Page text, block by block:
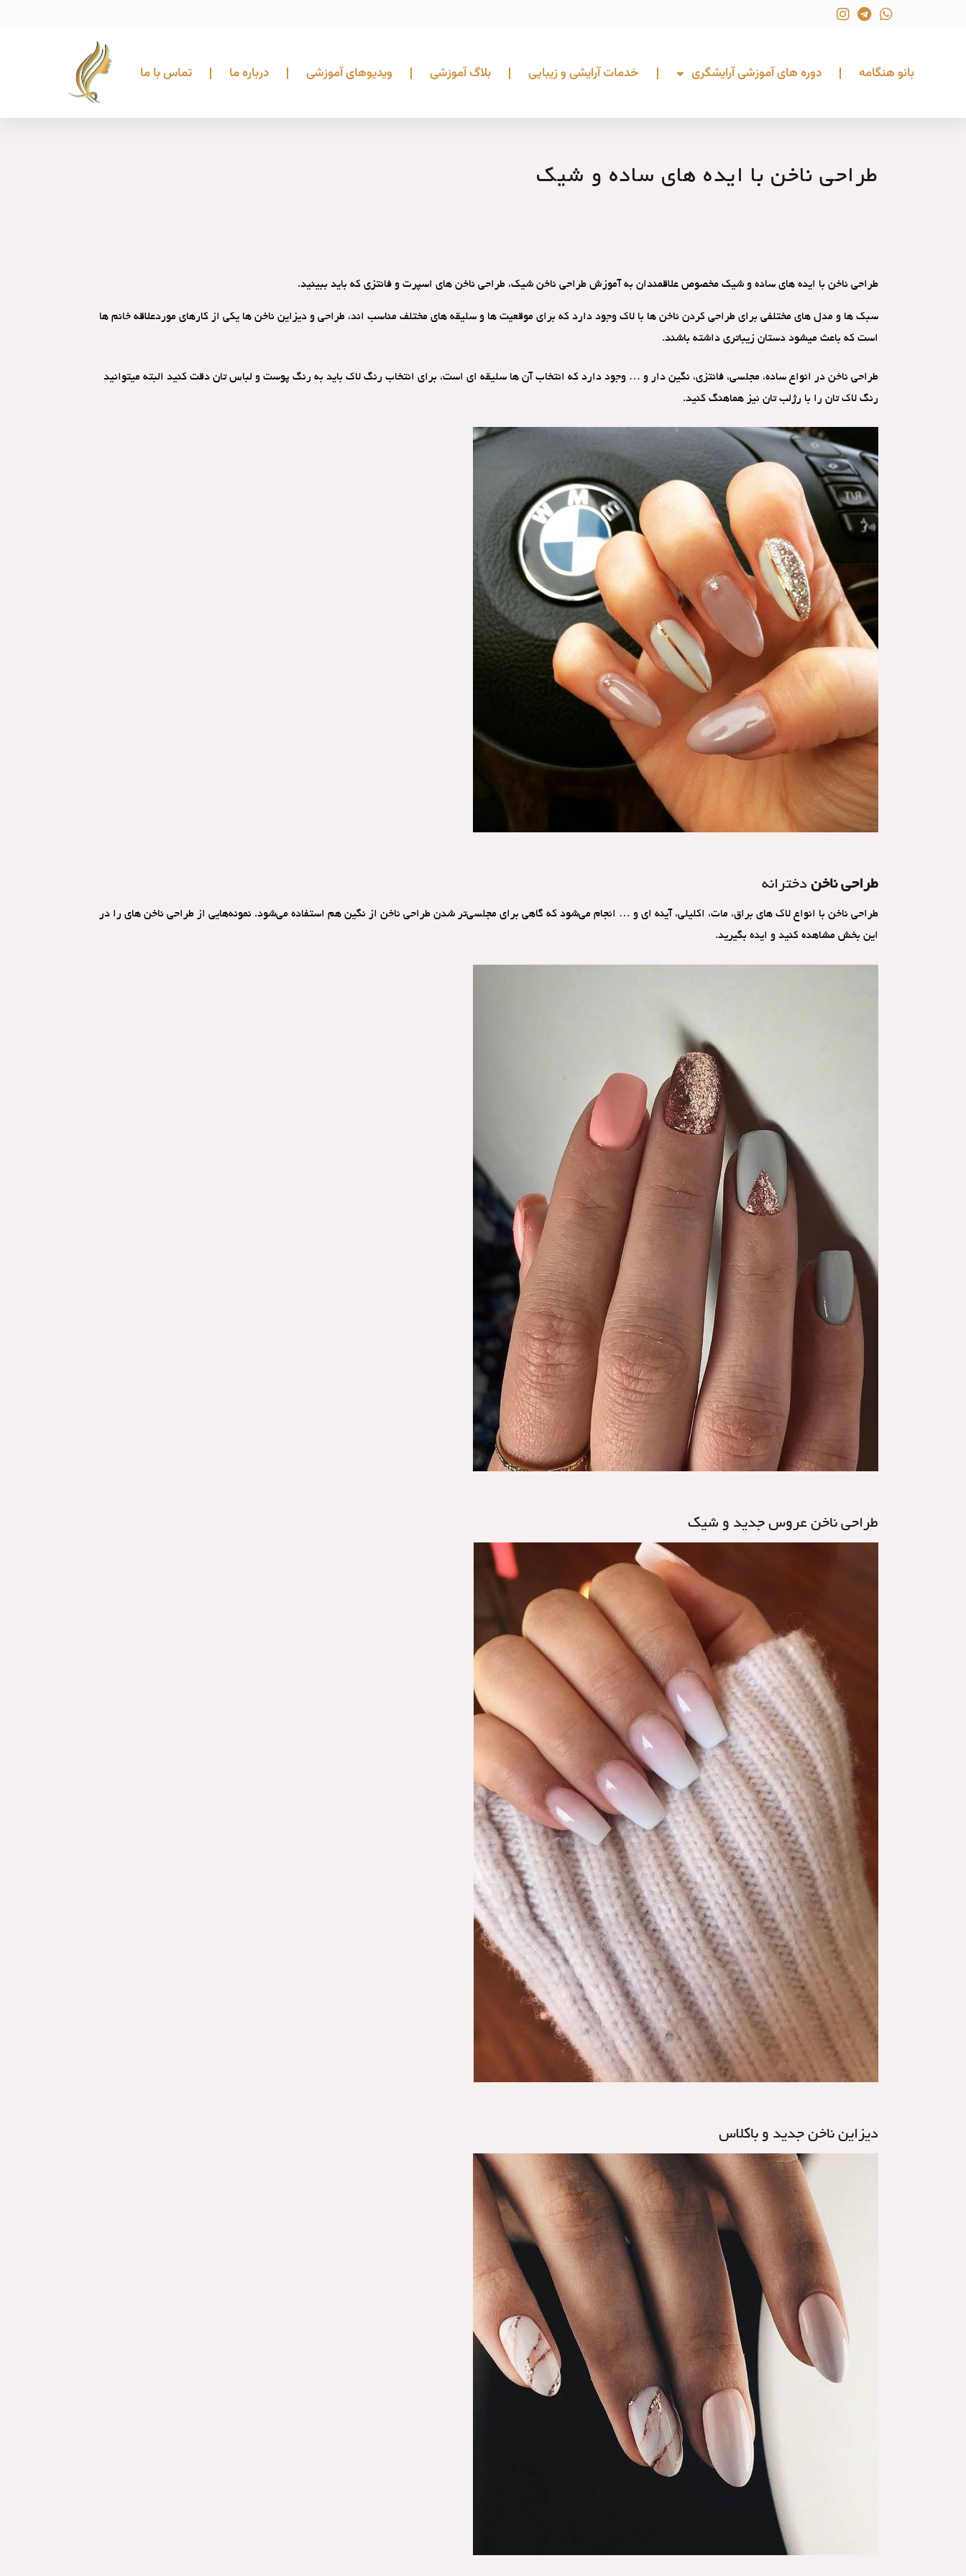
بانو هنگامه دوره های آموزشی آرایشگری خدمات آرایشی و زیبایی بلاگ آموزشی ویدیوهای آموزشی درباره ما تماس با ما
طراحی ناخن با ایده های ساده و شیک
طراحی ناخن با ایده های ساده و شیک مخصوص علاقمندان به آموزش طراحی ناخن شیک، طراحی ناخن های اسپرت و فانتزی که باید ببینید.
سبک ها و مدل های مختلفی برای طراحی کردن ناخن ها با لاک وجود دارد که برای موقعیت ها و سلیقه های مختلف مناسب اند، طراحی و دیزاین ناخن ها یکی از کارهای موردعلاقه خانم ها
است که باعث میشود دستان زیباتری داشته باشند.
طراحی ناخن در انواع ساده، مجلسی، فانتزی، نگین دار و … وجود دارد که انتخاب آن ها سلیقه ای است، برای انتخاب رنگ لاک باید به رنگ پوست و لباس تان دقت کنید البته میتوانید
رنگ لاک تان را با رژلب تان نیز هماهنگ کنید.
طراحی ناخن دخترانه
طراحی ناخن با انواع لاک های براق، مات، اکلیلی، آینه ای و … انجام می‌شود که گاهی برای مجلسی‌تر شدن طراحی ناخن از نگین هم استفاده می‌شود. نمونه‌هایی از طراحی ناخن های را در
این بخش مشاهده کنید و ایده بگیرید.
طراحی ناخن عروس جدید و شیک
دیزاین ناخن جدید و باکلاس